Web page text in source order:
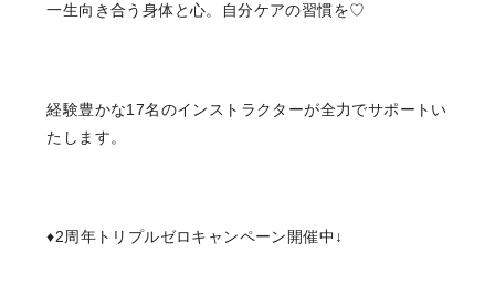
一生向き合う身体と心。自分ケアの習慣を♡
経験豊かな17名のインストラクターが全力でサポートい
たします。
♦2周年トリプルゼロキャンペーン開催中↓